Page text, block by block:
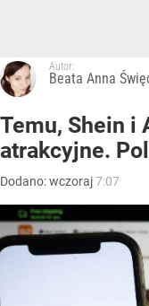
Autor:
Beata Anna
Temu, Shein i
atrakcyjne.
Dodano:wczoraj7:07